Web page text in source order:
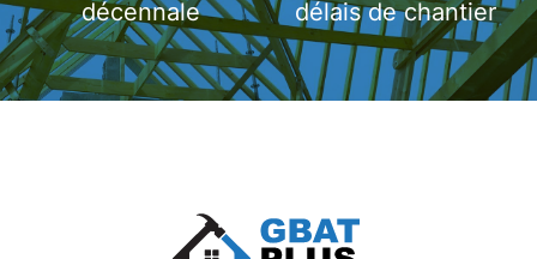
décennale
délais de chantier